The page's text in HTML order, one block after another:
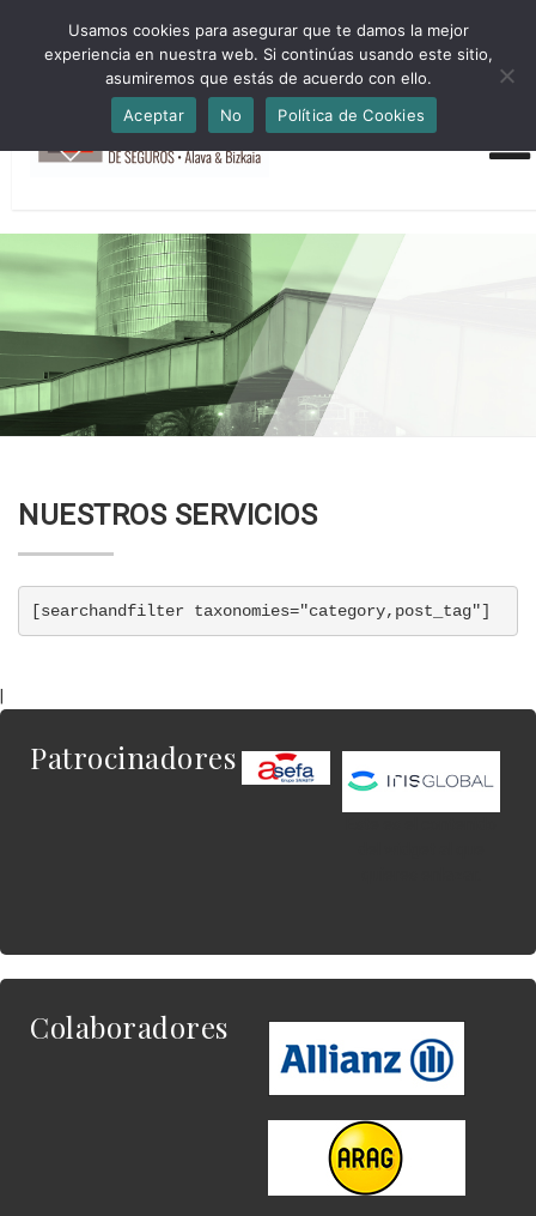
HORARIO INVIERNO Lun-Jue 09:00-16:30 Vier 9:00-14:00
administracion@cmsab.eus 94.442.43.43 Móvil y Whatsapp
688.889.170
NUESTROS SERVICIOS
[searchandfilter taxonomies="category,post_tag"]
Patrocinadores
Colaboradores
Usamos cookies para asegurar que te damos la mejor
experiencia en nuestra web. Si continúas usando este sitio,
asumiremos que estás de acuerdo con ello.
Aceptar
No Política de Cookies